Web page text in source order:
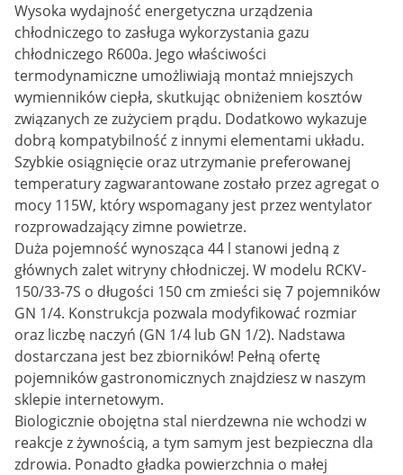
Wysoka wydajność energetyczna urządzenia
chłodniczego to zasługa wykorzystania gazu
chłodniczego R600a. Jego właściwości
termodynamiczne umożliwiają montaż mniejszych
wymienników ciepła, skutkując obniżeniem kosztów
związanych ze zużyciem prądu. Dodatkowo wykazuje
dobrą kompatybilność z innymi elementami układu.
Szybkie osiągnięcie oraz utrzymanie preferowanej
temperatury zagwarantowane zostało przez agregat o
mocy 115W, który wspomagany jest przez wentylator
rozprowadzający zimne powietrze.
Duża pojemność wynosząca 44 l stanowi jedną z
głównych zalet witryny chłodniczej. W modelu RCKV-
150/33-7S o długości 150 cm zmieści się 7 pojemników
GN 1/4. Konstrukcja pozwala modyfikować rozmiar
oraz liczbę naczyń (GN 1/4 lub GN 1/2). Nadstawa
dostarczana jest bez zbiorników! Pełną ofertę
pojemników gastronomicznych znajdziesz w naszym
sklepie internetowym.
Biologicznie obojętna stal nierdzewna nie wchodzi w
reakcje z żywnością, a tym samym jest bezpieczna dla
zdrowia. Ponadto gładka powierzchnia o małej